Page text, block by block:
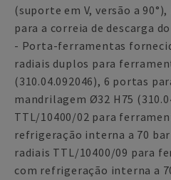
(suporte em V, versão a
para a correia de descarga
- Porta-ferramentas
radiais duplos para
(310.04.092046), 6 portas
mandrilagem Ø32 H75
TTL/10400/02 para
refrigeração interna a 70
radiais TTL/10400/09 para
com refrigeração interna a